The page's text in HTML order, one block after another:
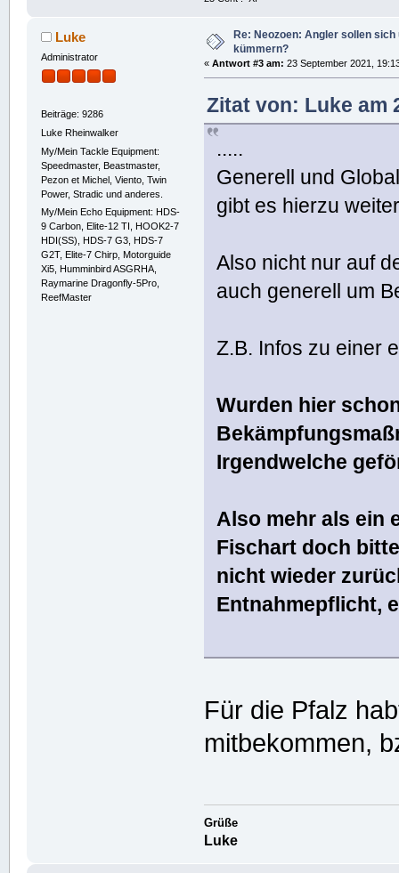
Luke
Administrator
Beiträge: 9286
Luke Rheinwalker
My/Mein Tackle Equipment:
Speedmaster, Beastmaster,
Pezon et Michel, Viento, Twin
Power, Stradic und anderes.
My/Mein Echo Equipment: HDS-
9 Carbon, Elite-12 TI, HOOK2-7
HDI(SS), HDS-7 G3, HDS-7
G2T, Elite-7 Chirp, Motorguide
Xi5, Humminbird ASGRHA,
Raymarine Dragonfly-5Pro,
ReefMaster
Re: Neozoen: Angler sollen
kümmern?
«Antwort #3 am: 23 September 2021,
Zitat von: Luke am
.....
Generell und
gibt es hierzu
Also nicht nur auf
auch generell um
Z.B. Infos zu einer
Wurden hier
Irgendwelche
Also mehr als ein
Fischart doch
nicht wieder
Entnahmepflicht,
Für die Pfalz
mitbekommen,
Grüße
Luke